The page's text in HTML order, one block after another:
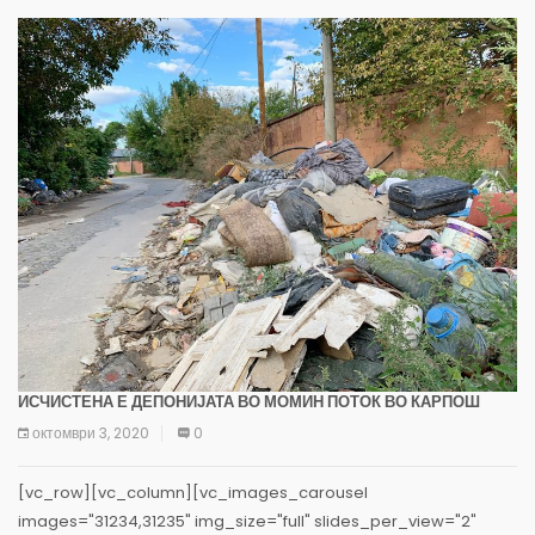
ИСЧИСТЕНА Е ДЕПОНИЈАТА ВО МОМИН ПОТОК ВО КАРПОШ
октомври 3, 2020 0
[vc_row][vc_column][vc_images_carousel
images="31234,31235" img_size="full" slides_per_view="2"